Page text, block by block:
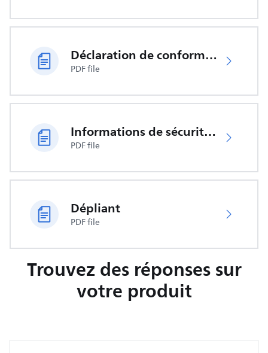
Déclaration de conformité UE
PDF file
Informations de sécurité importantes
PDF file
Dépliant
PDF file
Trouvez des réponses sur
votre produit